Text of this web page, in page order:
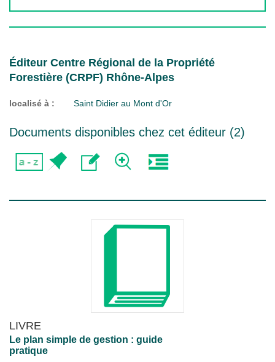
Éditeur Centre Régional de la Propriété
Forestière (CRPF) Rhône-Alpes
localisé à : Saint Didier au Mont d'Or
Documents disponibles chez cet éditeur (2)
LIVRE
Le plan simple de gestion : guide
pratique